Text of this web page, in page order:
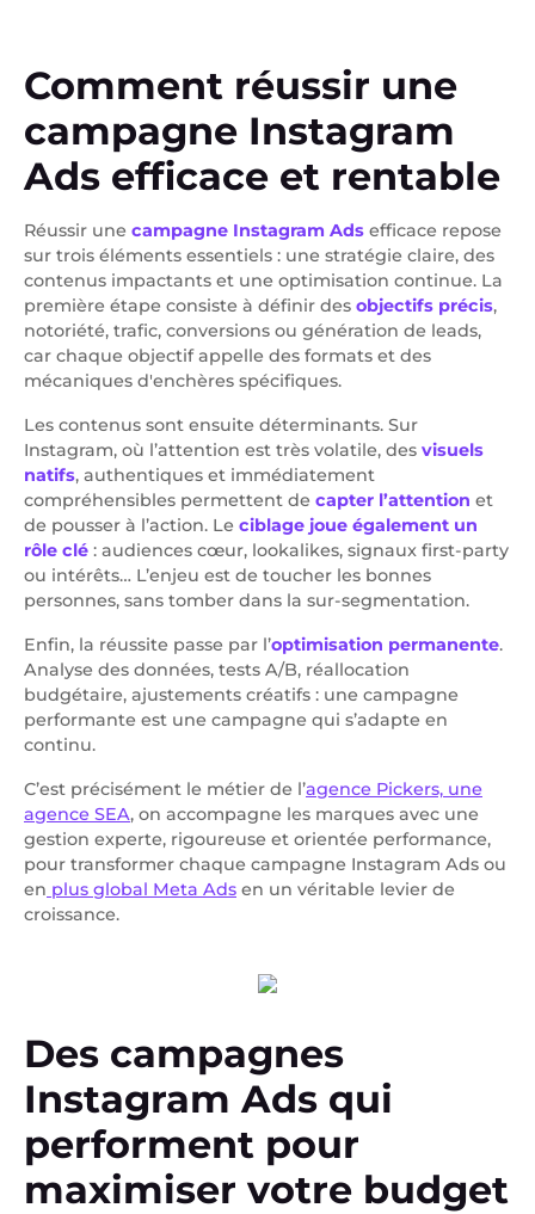
Comment réussir une
campagne Instagram
Ads efficace et rentable
Réussir une campagne Instagram Ads efficace repose
sur trois éléments essentiels : une stratégie claire, des
contenus impactants et une optimisation continue. La
première étape consiste à définir des objectifs précis,
notoriété, trafic, conversions ou génération de leads,
car chaque objectif appelle des formats et des
mécaniques d'enchères spécifiques.
Les contenus sont ensuite déterminants. Sur
Instagram, où l’attention est très volatile, des visuels
natifs, authentiques et immédiatement
compréhensibles permettent de capter l’attention et
de pousser à l’action. Le ciblage joue également un
rôle clé : audiences cœur, lookalikes, signaux first-party
ou intérêts… L’enjeu est de toucher les bonnes
personnes, sans tomber dans la sur-segmentation.
Enfin, la réussite passe par l’optimisation permanente.
Analyse des données, tests A/B, réallocation
budgétaire, ajustements créatifs : une campagne
performante est une campagne qui s’adapte en
continu.
C’est précisément le métier de l’agence Pickers, une
agence SEA, on accompagne les marques avec une
gestion experte, rigoureuse et orientée performance,
pour transformer chaque campagne Instagram Ads ou
en plus global Meta Ads en un véritable levier de
croissance.
Des campagnes
Instagram Ads qui
performent pour
maximiser votre budget